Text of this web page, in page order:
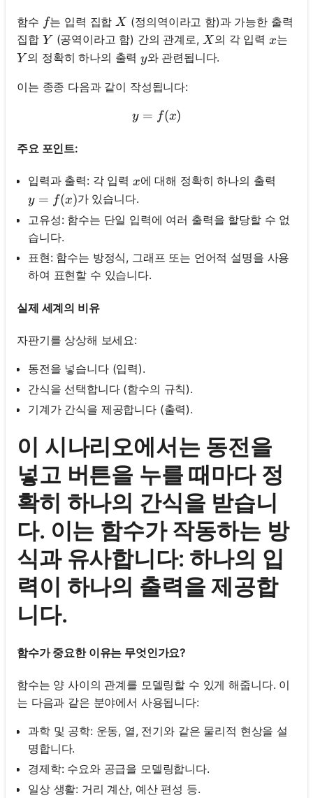
함수 ff는 입력 집합 X
X (정의역이라고 함)과 가능한 출력
집합 Y
Y (공역이라고 함) 간의 관계로, X
X의 각 입력 x
x는
Y
Y 의 정확히 하나의 출력y
y와 관련됩니다.
이는 종종 다음과 같이 작성됩니다:
y=f(x)
y = f(x)
주요 포인트:
입력과 출력: 각 입력 x
x에 대해 정확히 하나의 출력
y=f(x)
y = f(x)가 있습니다.
고유성: 함수는 단일 입력에 여러 출력을 할당할 수 없
습니다.
표현: 함수는 방정식, 그래프 또는 언어적 설명을 사용
하여 표현할 수 있습니다.
실제 세계의 비유
자판기를 상상해 보세요:
동전을 넣습니다 (입력).
간식을 선택합니다 (함수의 규칙).
기계가 간식을 제공합니다 (출력).
이 시나리오에서는 동전을
넣고 버튼을 누를 때마다 정
확히 하나의 간식을 받습니
다. 이는 함수가 작동하는 방
식과 유사합니다: 하나의 입
력이 하나의 출력을 제공합
니다.
함수가 중요한 이유는 무엇인가요?
함수는 양 사이의 관계를 모델링할 수 있게 해줍니다. 이
는 다음과 같은 분야에서 사용됩니다:
과학 및 공학: 운동, 열, 전기와 같은 물리적 현상을 설
명합니다.
경제학: 수요와 공급을 모델링합니다.
일상 생활: 거리 계산, 예산 편성 등.